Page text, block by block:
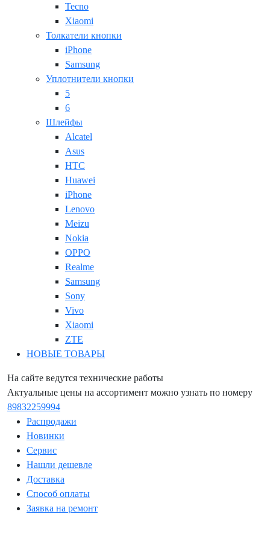
Tecno
Xiaomi
Толкатели кнопки
iPhone
Samsung
Уплотнители кнопки
5
6
Шлейфы
Alcatel
Asus
HTC
Huawei
iPhone
Lenovo
Meizu
Nokia
OPPO
Realme
Samsung
Sony
Vivo
Xiaomi
ZTE
НОВЫЕ ТОВАРЫ
На сайте ведутся технические работы
Актуальные цены на ассортимент можно узнать по номеру
89832259994
Распродажи
Новинки
Сервис
Нашли дешевле
Доставка
Способ оплаты
Заявка на ремонт